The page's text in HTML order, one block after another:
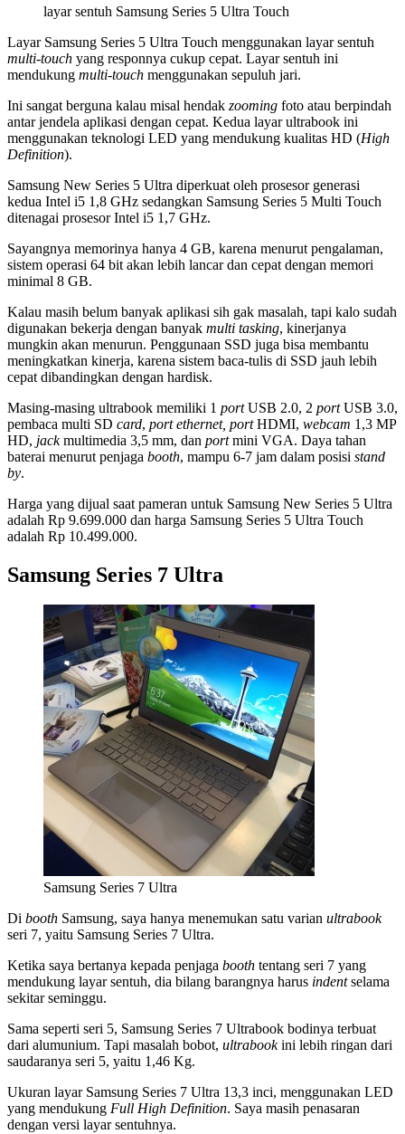
layar sentuh Samsung Series 5 Ultra Touch
Layar Samsung Series 5 Ultra Touch menggunakan layar sentuh
multi-touch yang responnya cukup cepat. Layar sentuh ini
mendukung multi-touch menggunakan sepuluh jari.
Ini sangat berguna kalau misal hendak zooming foto atau berpindah
antar jendela aplikasi dengan cepat. Kedua layar ultrabook ini
menggunakan teknologi LED yang mendukung kualitas HD (High
Definition).
Samsung New Series 5 Ultra diperkuat oleh prosesor generasi
kedua Intel i5 1,8 GHz sedangkan Samsung Series 5 Multi Touch
ditenagai prosesor Intel i5 1,7 GHz.
Sayangnya memorinya hanya 4 GB, karena menurut pengalaman,
sistem operasi 64 bit akan lebih lancar dan cepat dengan memori
minimal 8 GB.
Kalau masih belum banyak aplikasi sih gak masalah, tapi kalo sudah
digunakan bekerja dengan banyak multi tasking, kinerjanya
mungkin akan menurun. Penggunaan SSD juga bisa membantu
meningkatkan kinerja, karena sistem baca-tulis di SSD jauh lebih
cepat dibandingkan dengan hardisk.
Masing-masing ultrabook memiliki 1 portUSB 2.0, 2 portUSB 3.0,
pembaca multi SD card, port ethernet, portHDMI, webcam 1,3 MP
HD, jackmultimedia 3,5 mm, dan portmini VGA. Daya tahan
baterai menurut penjaga booth, mampu 6-7 jam dalam posisi stand
by.
Harga yang dijual saat pameran untuk Samsung New Series 5 Ultra
adalah Rp 9.699.000 dan harga Samsung Series 5 Ultra Touch
adalah Rp 10.499.000.
Samsung Series 7 Ultra
Samsung Series 7 Ultra
Di booth Samsung, saya hanya menemukan satu varian ultrabook
seri 7, yaitu Samsung Series 7 Ultra.
Ketika saya bertanya kepada penjaga booth tentang seri 7 yang
mendukung layar sentuh, dia bilang barangnya harus indentselama
sekitar seminggu.
Sama seperti seri 5, Samsung Series 7 Ultrabook bodinya terbuat
dari alumunium. Tapi masalah bobot, ultrabookini lebih ringan dari
saudaranya seri 5, yaitu 1,46 Kg.
Ukuran layar Samsung Series 7 Ultra 13,3 inci, menggunakan LED
yang mendukung Full High Definition. Saya masih penasaran
dengan versi layar sentuhnya.